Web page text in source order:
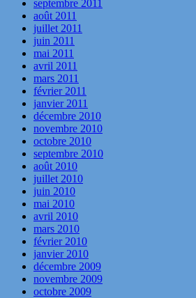
septembre 2011
août 2011
juillet 2011
juin 2011
mai 2011
avril 2011
mars 2011
février 2011
janvier 2011
décembre 2010
novembre 2010
octobre 2010
septembre 2010
août 2010
juillet 2010
juin 2010
mai 2010
avril 2010
mars 2010
février 2010
janvier 2010
décembre 2009
novembre 2009
octobre 2009